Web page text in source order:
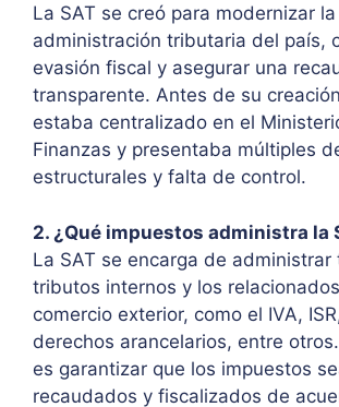
La SAT se creó para modernizar la
administración tributaria del país,
evasión fiscal y asegurar una
transparente. Antes de su
estaba centralizado en el
Finanzas y presentaba múltiples
estructurales y falta de control.
2. ¿Qué impuestos administra la
La SAT se encarga de administrar
tributos internos y los
comercio exterior, como el IVA,
derechos arancelarios, entre
es garantizar que los impuestos
recaudados y fiscalizados de